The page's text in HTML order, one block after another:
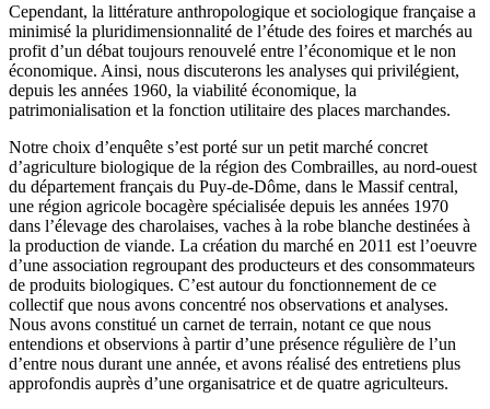
Cependant, la littérature anthropologique et sociologique française a
minimisé la pluridimensionnalité de l’étude des foires et marchés au
profit d’un débat toujours renouvelé entre l’économique et le non
économique. Ainsi, nous discuterons les analyses qui privilégient,
depuis les années 1960, la viabilité économique, la
patrimonialisation et la fonction utilitaire des places marchandes.
Notre choix d’enquête s’est porté sur un petit marché concret
d’agriculture biologique de la région des Combrailles, au nord-ouest
du département français du Puy-de-Dôme, dans le Massif central,
une région agricole bocagère spécialisée depuis les années 1970
dans l’élevage des charolaises, vaches à la robe blanche destinées à
la production de viande. La création du marché en 2011 est l’oeuvre
d’une association regroupant des producteurs et des consommateurs
de produits biologiques. C’est autour du fonctionnement de ce
collectif que nous avons concentré nos observations et analyses.
Nous avons constitué un carnet de terrain, notant ce que nous
entendions et observions à partir d’une présence régulière de l’un
d’entre nous durant une année, et avons réalisé des entretiens plus
approfondis auprès d’une organisatrice et de quatre agriculteurs.